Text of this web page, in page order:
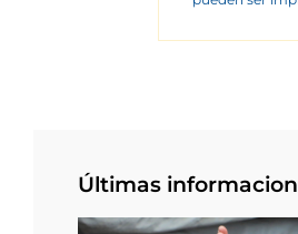
Últimas